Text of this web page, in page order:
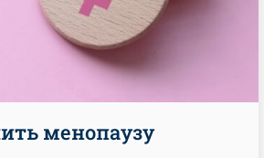
менопаузу